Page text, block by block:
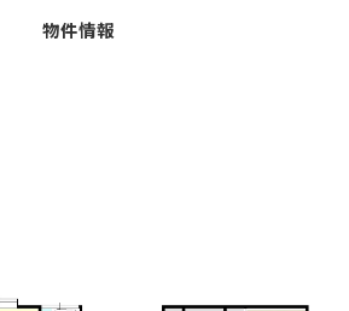
物件情報